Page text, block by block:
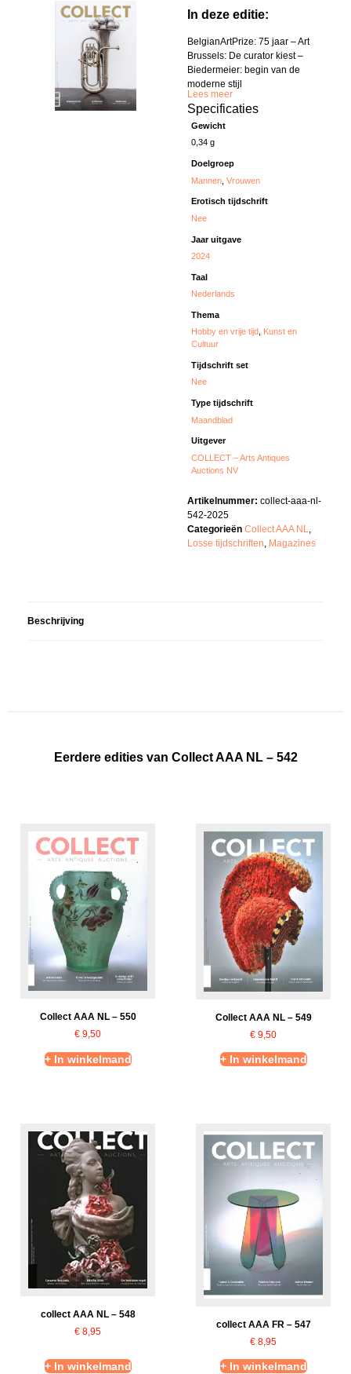
In deze editie:
BelgianArtPrize: 75 jaar – Art
Brussels: De curator kiest –
Biedermeier: begin van de
moderne stijl
Lees meer
Specificaties
Gewicht
0,34 g
Doelgroep
Mannen ,Vrouwen
Erotisch tijdschrift
Nee
Jaar uitgave
2024
Taal
Nederlands
Thema
Hobby en vrije tijd
Kunst en
Cultuur
Tijdschrift set
Nee
Type tijdschrift
Maandblad
Uitgever
COLLECT – Arts Antiques
Auctions NV
Artikelnummer: collect-aaa-nl-
542-2025
Categorieën Collect AAA NL,
Losse tijdschriften, Magazines
Beschrijving
Eerdere edities van Collect AAA NL – 542
Collect AAA NL – 550
€ 9,50
+ In winkelmand
Collect AAA NL – 549
€ 9,50
+ In winkelmand
collect AAA NL – 548
€ 8,95
+ In winkelmand
collect AAA FR – 547
€ 8,95
+ In winkelmand